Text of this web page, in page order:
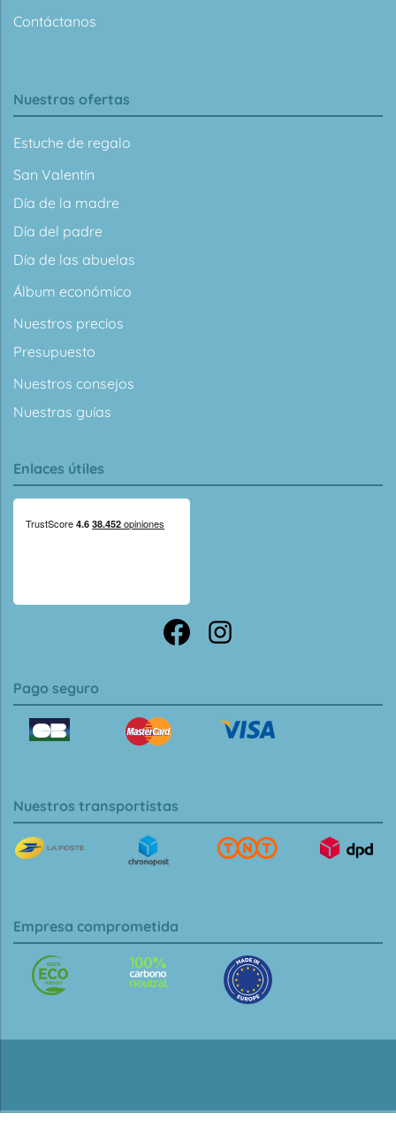
Contáctanos
Nuestras ofertas
Estuche de regalo
San Valentín
Día de la madre
Día del padre
Día de las abuelas
Álbum económico
Nuestros precios
Presupuesto
Nuestros consejos
Nuestras guías
Enlaces útiles
Pago seguro
Nuestros transportistas
Empresa comprometida